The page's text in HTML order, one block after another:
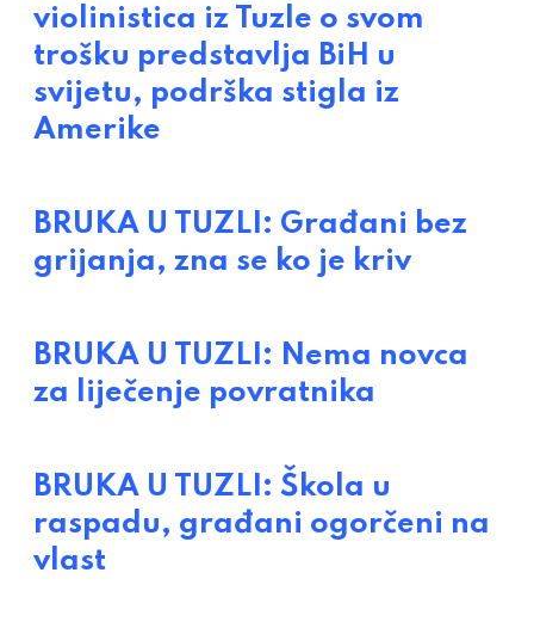
violinistica iz Tuzle o svom
trošku predstavlja BiH u
svijetu, podrška stigla iz
Amerike
BRUKA U TUZLI: Građani bez
grijanja, zna se ko je kriv
BRUKA U TUZLI: Nema novca
za liječenje povratnika
BRUKA U TUZLI: Škola u
raspadu, građani ogorčeni na
vlast